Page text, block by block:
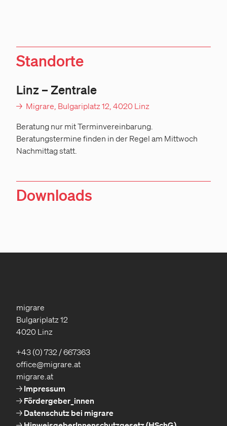
Standorte
Linz – Zentrale
→ Migrare, Bulgariplatz 12, 4020 Linz
Beratung nur mit Terminvereinbarung.
Beratungstermine finden in der Regel am Mittwoch
Nachmittag statt.
Downloads
migrare
Bulgariplatz 12
4020 Linz
+43 (0) 732 / 667363
office@migrare.at
migrare.at
Impressum
Fördergeber_innen
Datenschutz bei migrare